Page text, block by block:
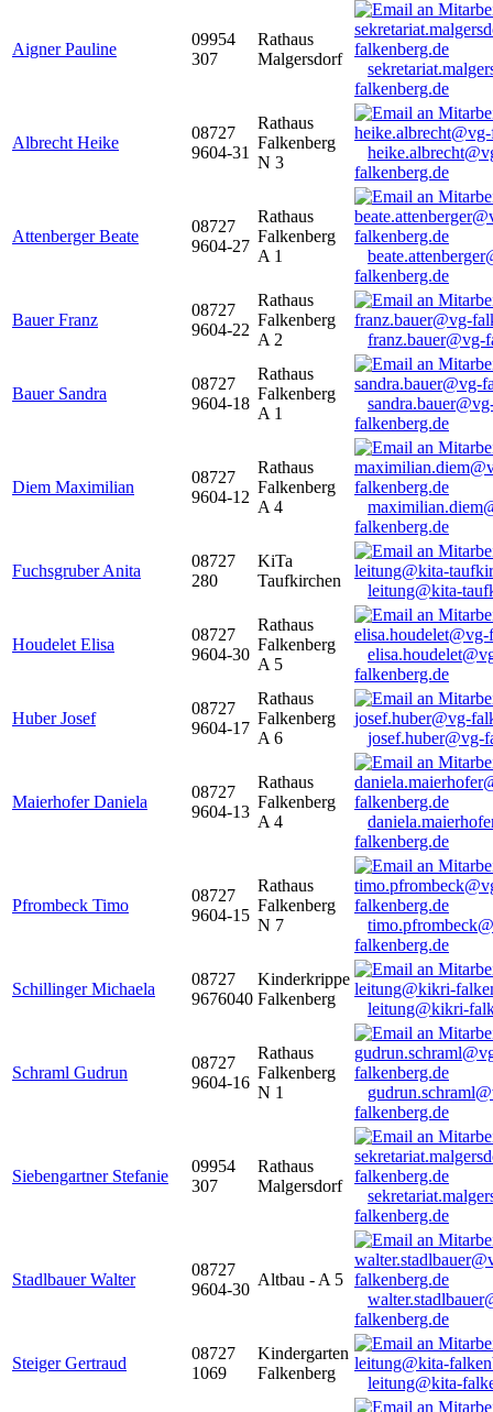
Aigner Pauline
09954
307
Rathaus
Malgersdorf
falkenberg.de
Albrecht Heike
08727
9604-31
Rathaus
Falkenberg
N 3
falkenberg.de
Attenberger Beate
08727
9604-27
Rathaus
Falkenberg
A 1
falkenberg.de
Bauer Franz
08727
9604-22
Rathaus
Falkenberg
A 2
franz.bauer@vg-
Bauer Sandra
08727
9604-18
Rathaus
Falkenberg
A 1
falkenberg.de
Diem Maximilian
08727
9604-12
Rathaus
Falkenberg
A 4
falkenberg.de
Fuchsgruber Anita
08727
280
KiTa
Taufkirchen
leitung@kita-
Houdelet Elisa
08727
9604-30
Rathaus
Falkenberg
A 5
falkenberg.de
Huber Josef
08727
9604-17
Rathaus
Falkenberg
A 6
josef.huber@vg-
Maierhofer Daniela
08727
9604-13
Rathaus
Falkenberg
A 4
falkenberg.de
Pfrombeck Timo
08727
9604-15
Rathaus
Falkenberg
N 7
falkenberg.de
Schillinger Michaela
08727
9676040
Kinderkrippe
Falkenberg
leitung@kikri-
Schraml Gudrun
08727
9604-16
Rathaus
Falkenberg
N 1
falkenberg.de
Siebengartner Stefanie
09954
307
Rathaus
Malgersdorf
falkenberg.de
Stadlbauer Walter
08727
9604-30
Altbau - A 5
falkenberg.de
Steiger Gertraud
08727
1069
Kindergarten
Falkenberg
leitung@kita-